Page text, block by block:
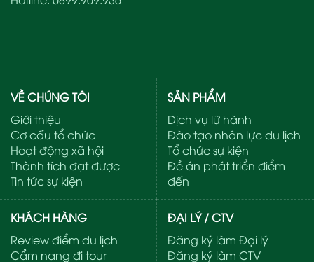
VỀ CHÚNG TÔI
Giới thiệu
Cơ cấu tổ chức
Hoạt động xã hội
Thành tích đạt được
Tin tức sự kiện
SẢN PHẨM
Dịch vụ lữ hành
Đào tạo nhân lực du lịch
Tổ chức sự kiện
Đề án phát triển điểm
đến
KHÁCH HÀNG
Review điểm du lịch
Cẩm nang đi tour
ĐẠI LÝ / CTV
Đăng ký làm Đại lý
Đăng ký làm CTV